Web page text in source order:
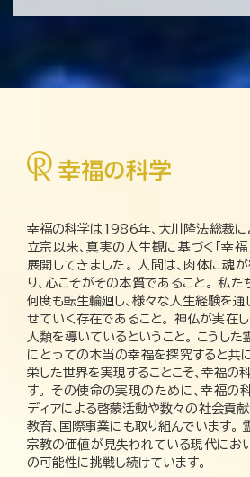
幸福の科学は1986年、大川隆法総裁に
立宗以来、真実の人生観に基づく「幸福
展開してきました。 人間は、肉体に魂
り、心こそがその本質であること。 私た
何度も転生輪廻し、様々な人生経験を通
せていく存在であること。 神仏が実在し
人類を導いているということ。 こうした
にとっての本当の幸福を探究すると共
栄した世界を実現することこそ、幸福の
す。 その使命の実現のために、幸福の
ディアによる啓蒙活動や数々の社会貢献
教育、国際事業にも取り組んでいます。
宗教の価値が見失われている現代にお
の可能性に挑戦し続けています。